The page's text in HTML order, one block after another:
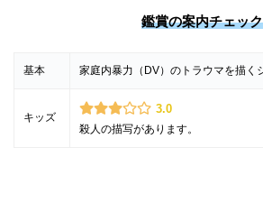
鑑賞の案内チェック
基本 家庭内暴力（DV）のトラウマを描く
キッズ
3.0
殺人の描写があります。